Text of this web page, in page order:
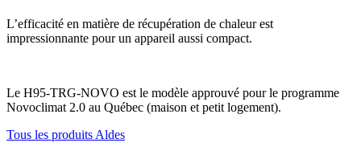
L’efficacité en matière de récupération de chaleur est
impressionnante pour un appareil aussi compact.
Le H95-TRG-NOVO est le modèle approuvé pour le programme
Novoclimat 2.0 au Québec (maison et petit logement).
Tous les produits Aldes